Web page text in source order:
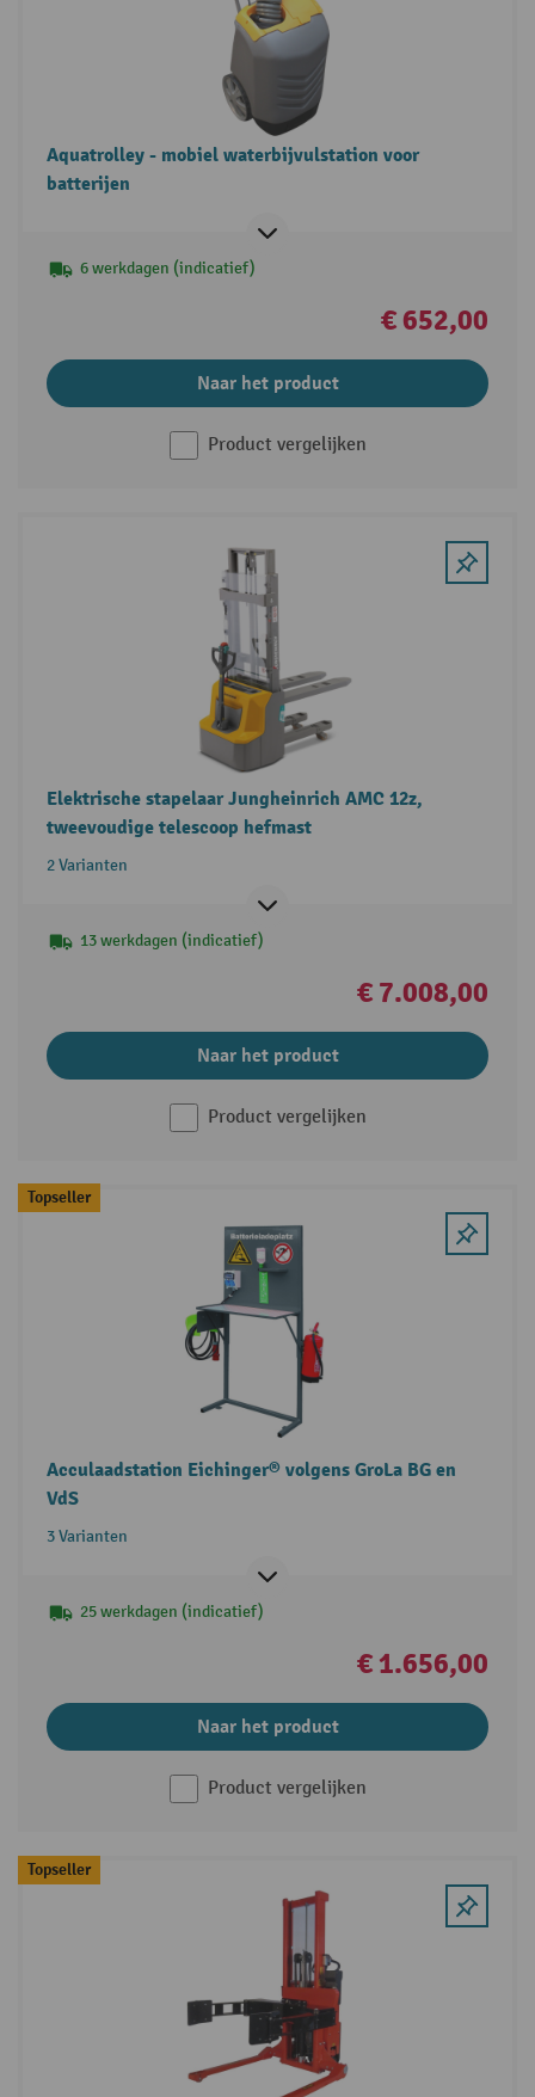
Aquatrolley - mobiel waterbijvulstation voor
batterijen
6 werkdagen (indicatief)
€ 652,00
Naar het product
Product vergelijken
Elektrische stapelaar Jungheinrich AMC 12z,
tweevoudige telescoop hefmast
2 Varianten
13 werkdagen (indicatief)
€ 7.008,00
Naar het product
Product vergelijken
Topseller
Acculaadstation Eichinger® volgens GroLa BG en
VdS
3 Varianten
25 werkdagen (indicatief)
€ 1.656,00
Naar het product
Product vergelijken
Topseller